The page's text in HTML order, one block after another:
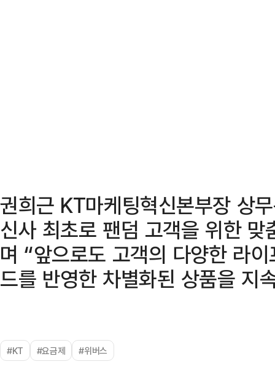
권희근 KT마케팅혁신본부장 상
신사 최초로 팬덤 고객을 위한
며 “앞으로도 고객의 다양한 라
드를 반영한 차별화된 상품을 지
#KT #요금제 #위버스